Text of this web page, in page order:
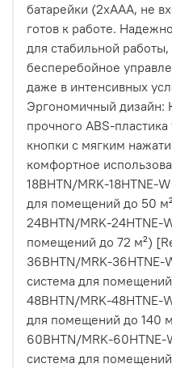
батарейки (2xAAA, не
готов к работе.
для стабильной
бесперебойное
даже в интенсивных
Эргономичный дизайн:
прочного ABS-
кнопки с мягким
комфортное
18BHTN/MRK-18HTNE-
для помещений до 50
24BHTN/MRK-24HTNE-
помещений до 72 м²)
36BHTN/MRK-36HTNE-
система для
48BHTN/MRK-48HTNE-
для помещений до 140
60BHTN/MRK-60HTNE-
система для